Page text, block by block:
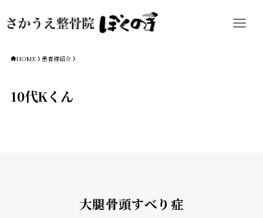
HOME 患者様紹介
10代Kくん
大腿骨頭すべり症